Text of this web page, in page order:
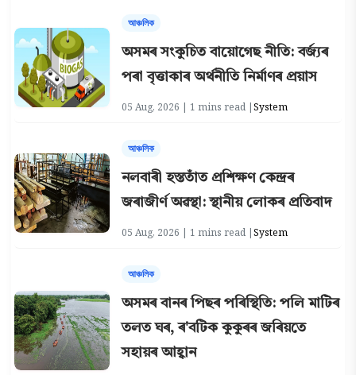
আঞ্চলিক
অসমৰ সংকুচিত বায়োগেছ নীতি: বৰ্জ্যৰ
পৰা বৃত্তাকাৰ অৰ্থনীতি নিৰ্মাণৰ প্ৰয়াস
05 Aug, 2026 | 1 mins read |System
আঞ্চলিক
নলবাৰী হস্ততাঁত প্ৰশিক্ষণ কেন্দ্ৰৰ
জৰাজীৰ্ণ অৱস্থা: স্থানীয় লোকৰ প্ৰতিবাদ
05 Aug, 2026 | 1 mins read |System
আঞ্চলিক
অসমৰ বানৰ পিছৰ পৰিস্থিতি: পলি মাটিৰ
তলত ঘৰ, ৰ'বটিক কুকুৰৰ জৰিয়তে
সহায়ৰ আহ্বান